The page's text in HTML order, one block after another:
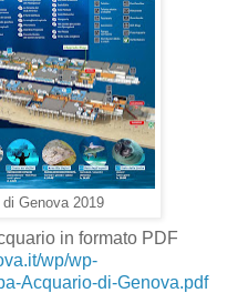
di Genova 2019
in formato PDF
wp/wp-
Acquario-di-Genova.pdf